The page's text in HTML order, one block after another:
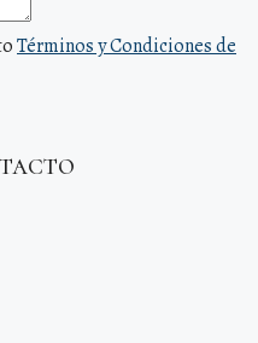
Términos y Condiciones de